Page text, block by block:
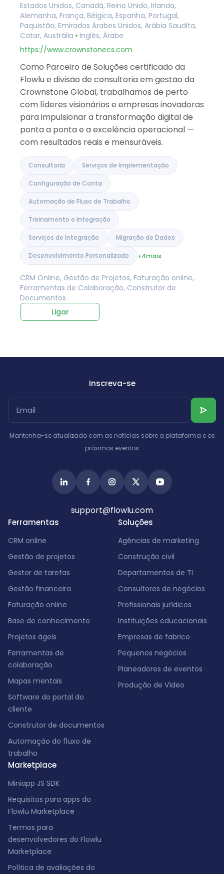
Arábia Saudita
Catar
Albânia
Israel
Índia
Estados Unidos, Canadá, Reino Unido, Irlanda,
Alemanha, França, Bélgica, Espanha, Portugal,
Paquistão, Emirados Árabes Unidos, Arábia Saudita,
Catar, Austrália
Inglês, Árabe
https://www.crownstonecs.com
Como Parceiro de Soluções certificado da
Flowlu e divisão de consultoria em gestão da
Crownstone Global, trabalhamos de perto
com líderes visionários e empresas inovadoras
para impulsionar a transformação digital de
ponta a ponta e a excelência operacional —
com resultados reais e mensuráveis.
Consultoria Serviços de Implementação
Configuração de Conta
Automação de Fluxo de Trabalho
Treinamento e Integração
Serviços de Integração Migração de Dados
Desenvolvimento Personalizado +4mais
CRM Online, Gestão de Projetos, Faturação online,
Ferramentas de Colaboração, Construtor de
Documentos
Ligar
Ferramentas
CRM online
Gestão de projetos
Gestor de tarefas
Gestão financeira
Faturação online
Base de conhecimento
Projetos ágeis
Ferramentas de
colaboração
Mapas mentais
Software do portal do
cliente
Construtor de documentos
Automação do fluxo de
trabalho
Marketplace
Miniapp JS SDK
Requisitos para apps do
Flowlu Marketplace
Termos para
desenvolvedores do Flowlu
Marketplace
Política de avaliações do
Soluções
Agências de marketing
Construção civil
Departamentos de TI
Consultores de negócios
Profissionais jurídicos
Instituições educacionais
Empresas de fabrico
Pequenos negócios
Planeadores de eventos
Produção de Vídeo
Inscreva-se
Mantenha-se atualizado com as notícias sobre a plataforma e os
próximos eventos
support@flowlu.com